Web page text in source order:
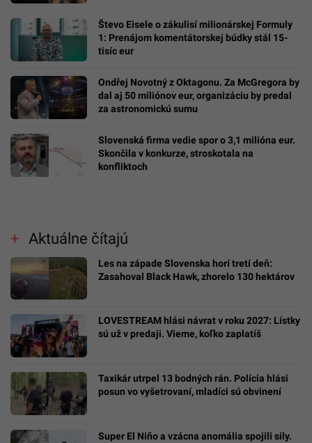
Števo Eisele o zákulisí milionárskej Formuly
1: Prenájom komentátorskej búdky stál 15-
tisíc eur
Ondřej Novotný z Oktagonu. Za McGregora by
dal aj 50 miliónov eur, organizáciu by predal
za astronomickú sumu
Slovenská firma vedie spor o 3,1 milióna eur.
Skončila v konkurze, stroskotala na
konfliktoch
Aktuálne čítajú
Les na západe Slovenska horí tretí deň:
Zasahoval Black Hawk, zhorelo 130 hektárov
LOVESTREAM hlási návrat v roku 2027: Lístky
sú už v predaji. Vieme, koľko zaplatíš
Taxikár utrpel 13 bodných rán. Polícia hlási
posun vo vyšetrovaní, mladíci sú obvinení
Super El Niño a vzácna anomália spojili sily.